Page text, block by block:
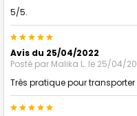
5/5.
5
Avis du 25/04/2022
Posté par Malika L. le 25/04/
Très pratique pour transporter
5